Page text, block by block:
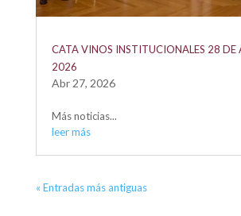
CATA VINOS INSTITUCIONALES 28 DE
2026
Abr 27, 2026
Más noticias...
leer más
« Entradas más antiguas